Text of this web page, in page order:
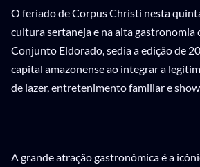
O feriado de Corpus Christi nesta
cultura sertaneja e na alta
Conjunto Eldorado, sedia a edição de
capital amazonense ao integrar a
de lazer, entretenimento familiar e
A grande atração gastronômica é a